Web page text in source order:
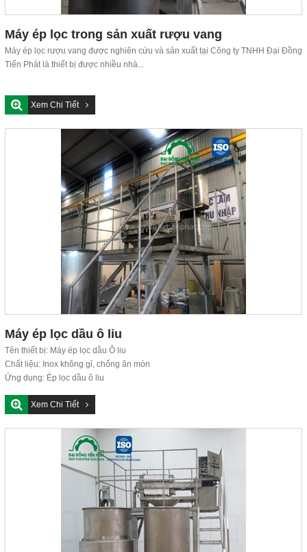
Máy ép lọc trong sản xuất rượu vang
Máy ép lọc rượu vang được nghiên cứu và sản xuất tại Công ty TNHH Đại Đồng
Tiến Phát là thiết bị được nhiều nhà...
Xem Chi Tiết
Máy ép lọc dầu ô liu
Tên thiết bị: Máy ép lọc dầu Ô liu
Chất liệu: Inox không gỉ, chống ăn mòn
Ứng dụng: Ép lọc dầu ô liu
Xem Chi Tiết